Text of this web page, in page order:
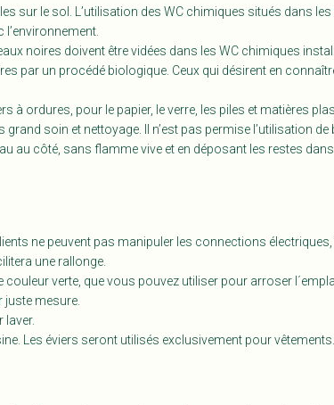
sur le sol. L’utilisation des WC chimiques situés dans
noires doivent être vidées dans les WC chimiques
par un procédé biologique. Ceux qui désirent en
ordures, pour le papier, le verre, les piles et matières
soin et nettoyage. Il n’est pas permise l’utilisation
au côté, sans flamme vive et en déposant les restes
ne peuvent pas manipuler les connections
une rallonge.
couleur verte, que vous pouvez utiliser pour arroser
juste mesure.
laver.
Les éviers seront utilisés exclusivement pour vêtements.